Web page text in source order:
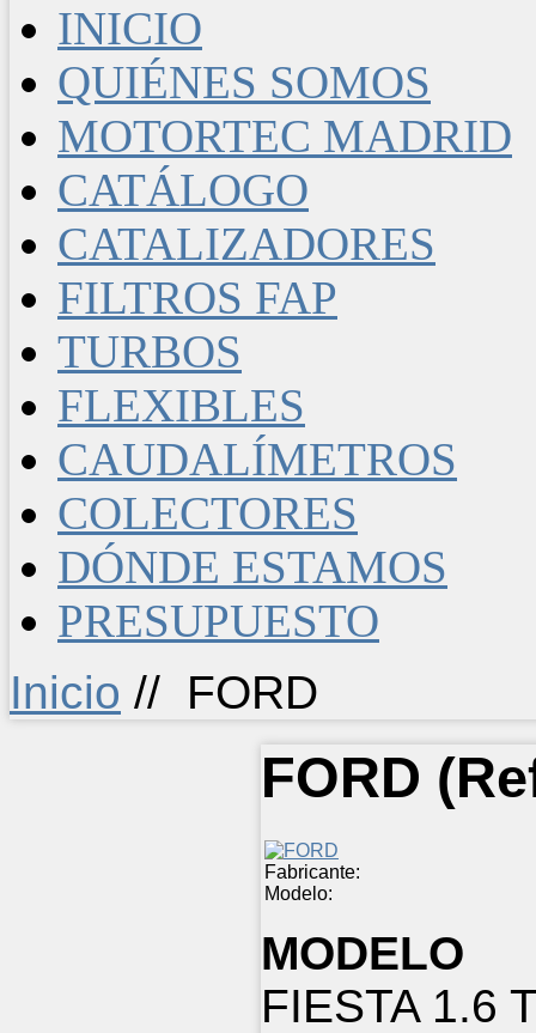
INICIO
QUIÉNES SOMOS
MOTORTEC MADRID
CATÁLOGO
CATALIZADORES
FILTROS FAP
TURBOS
FLEXIBLES
CAUDALÍMETROS
COLECTORES
DÓNDE ESTAMOS
PRESUPUESTO
Inicio // FORD
FORD
Fabricante:
Modelo:
MODELO
FIESTA 1.6